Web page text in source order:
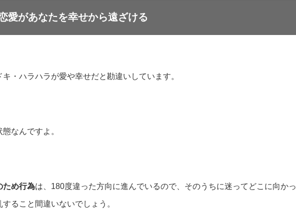
愛があなたを幸せから遠ざける
・ハラハラが愛や幸せだと勘違いしています。
なんですよ。
ため行為は、180度違った方向に進んでいるので、そのうちに迷ってどこに向かっ
ること間違いないでしょう。